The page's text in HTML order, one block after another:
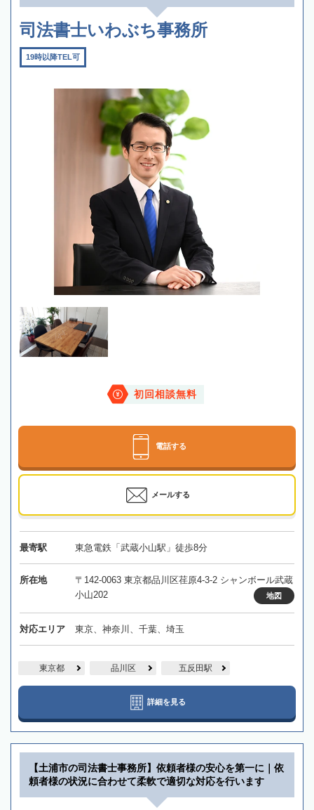
司法書士いわぶち事務所
19時以降TEL可
初回相談無料
電話する
メールする
最寄駅 東急電鉄「武蔵小山駅」徒歩8分
所在地
〒142-0063 東京都品川区荏原4-3-2 シャンボール武蔵
小山202
地図
対応エリア 東京、神奈川、千葉、埼玉
東京都 品川区 五反田駅
詳細を見る
【土浦市の司法書士事務所】依頼者様の安心を第一に｜依
頼者様の状況に合わせて柔軟で適切な対応を行います